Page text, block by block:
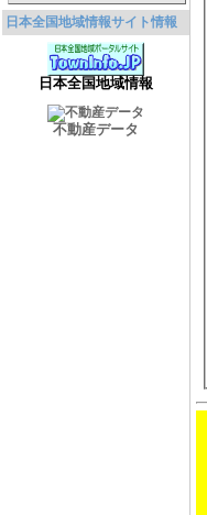
日本全国地域情報サイト情報
日本全国地域情報
不動産データ